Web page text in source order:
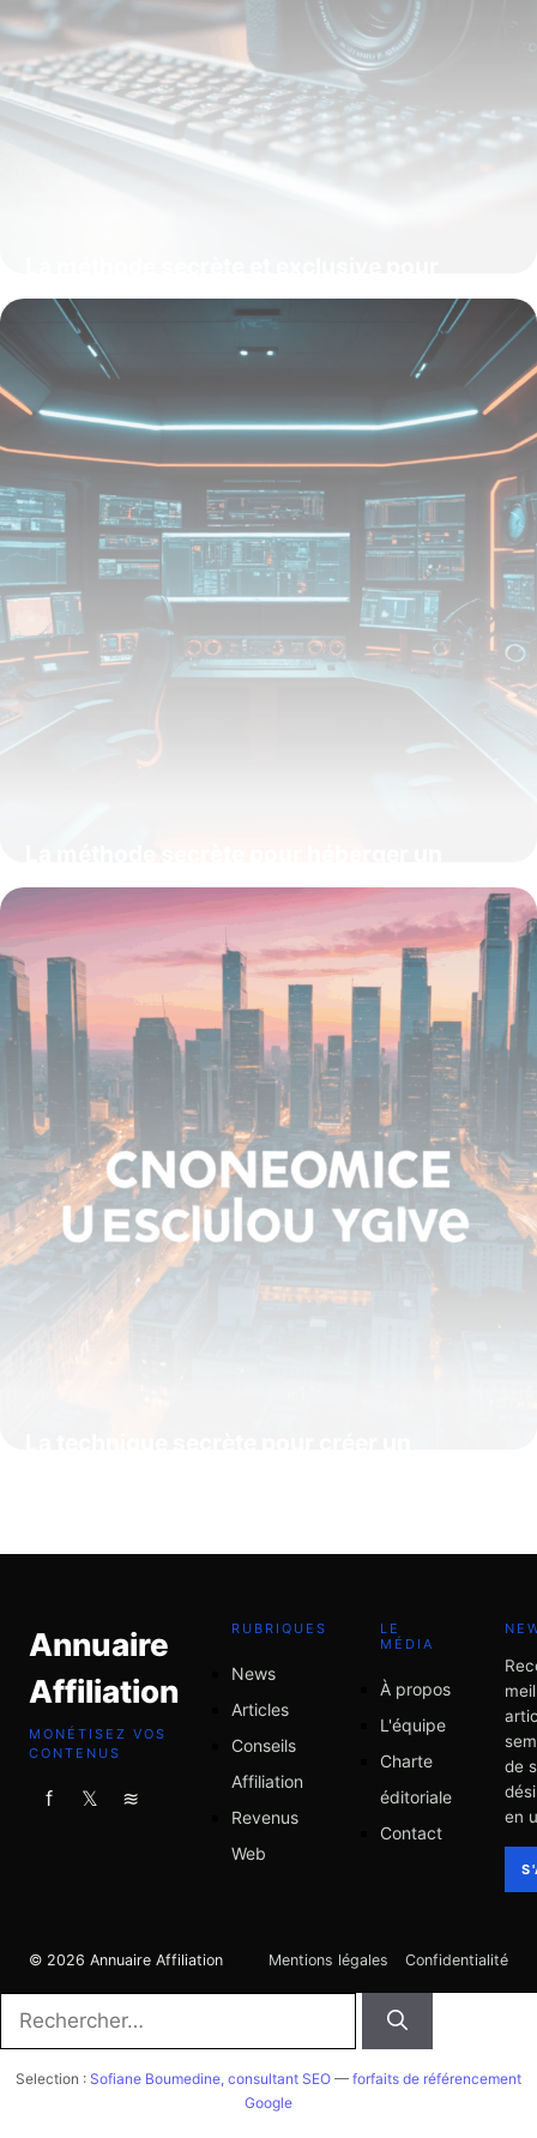
maîtriser les variables Bash et automatiser
Linux comme un pro
15 juin 2026
serveur ARK ultra performant en 2025 et
révolutionner votre expérience multijoueur
15 juin 2026
15 juin 2026
Annuaire
Affiliation
MONÉTISEZ VOS
CONTENUS
f 𝕏 ≋
RUBRIQUES
News
Articles
Conseils
Affiliation
Revenus
Web
LE
MÉDIA
À propos
L'équipe
Charte
éditoriale
Contact
de
en
© 2026 Annuaire Affiliation Mentions légales Confidentialité
Selection : Sofiane Boumedine, consultant SEO — forfaits de référencement
Google